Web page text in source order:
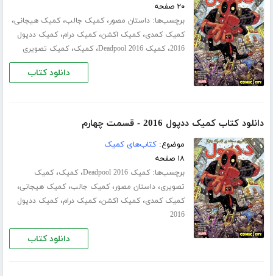
۲۰ صفحه
برچسب‌ها:داستان مصور،کمیک جالب،کمیک هیجانی،
کمیک کمدی،کمیک اکشن،کمیک درام،کمیک ددپول
2016،کمیک Deadpool 2016 ،کمیک،کمیک تصویری
دانلود کتاب
دانلود کتاب کمیک ددپول 2016 - قسمت چهارم
موضوع:کتاب‌های کمیک
۱۸ صفحه
برچسب‌ها:کمیک Deadpool 2016 ،کمیک،کمیک
تصویری،داستان مصور،کمیک جالب،کمیک هیجانی،
کمیک کمدی،کمیک اکشن،کمیک درام،کمیک ددپول
2016
دانلود کتاب